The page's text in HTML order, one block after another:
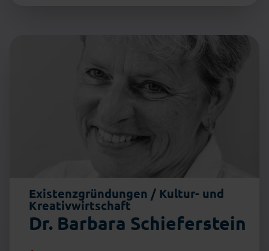
Existenzgründungen / Kultur- und
Kreativwirtschaft
Dr. Barbara Schieferstein